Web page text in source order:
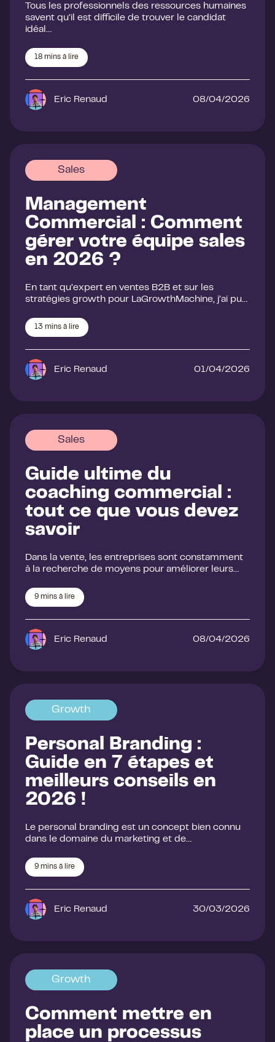
Tous les professionnels des ressources humaines
savent qu’il est difficile de trouver le candidat
idéal…
18 mins à lire
Eric Renaud 08/04/2026
Sales
Management
Commercial : Comment
gérer votre équipe sales
en 2026 ?
En tant qu’expert en ventes B2B et sur les
stratégies growth pour LaGrowthMachine, j’ai pu…
13 mins à lire
Eric Renaud 01/04/2026
Sales
Guide ultime du
coaching commercial :
tout ce que vous devez
savoir
Dans la vente, les entreprises sont constamment
à la recherche de moyens pour améliorer leurs…
9 mins à lire
Eric Renaud 08/04/2026
Growth
Personal Branding :
Guide en 7 étapes et
meilleurs conseils en
2026 !
Le personal branding est un concept bien connu
dans le domaine du marketing et de…
9 mins à lire
Eric Renaud 30/03/2026
Growth
Comment mettre en
place un processus